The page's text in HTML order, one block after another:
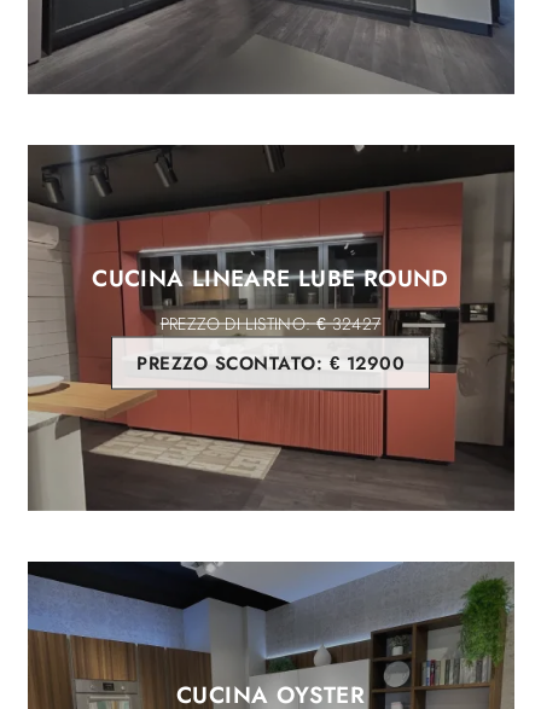
CUCINA LINEARE LUBE ROUND
€ 32427
PREZZO SCONTATO: € 12900
CUCINA OYSTER